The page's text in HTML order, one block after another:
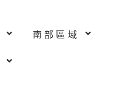
南部區域